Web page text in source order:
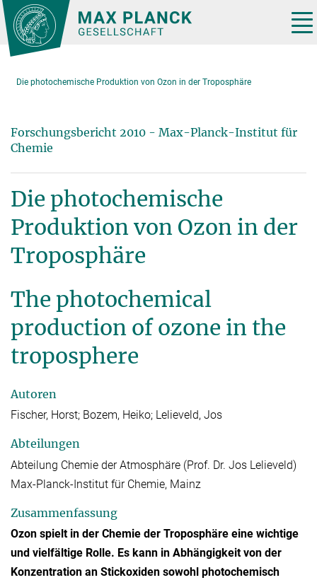
Hauptinhalt
Die photochemische Produktion von Ozon in der Troposphäre
Forschungsbericht 2010 - Max-Planck-Institut für
Chemie
Die photochemische
Produktion von Ozon in der
Troposphäre
The photochemical
production of ozone in the
troposphere
Autoren
Fischer, Horst; Bozem, Heiko; Lelieveld, Jos
Abteilungen
Abteilung Chemie der Atmosphäre (Prof. Dr. Jos Lelieveld)
Max-Planck-Institut für Chemie, Mainz
Zusammenfassung
Ozon spielt in der Chemie der Troposphäre eine wichtige
und vielfältige Rolle. Es kann in Abhängigkeit von der
Konzentration an Stickoxiden sowohl photochemisch